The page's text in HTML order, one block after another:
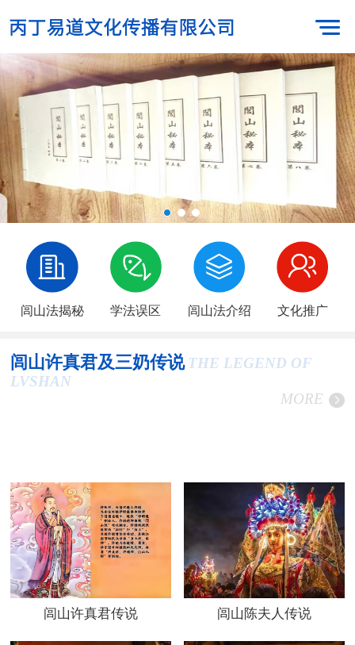
闾山法揭秘 学法误区 闾山法介绍 文化推广
闾山许真君及三奶传说 THE LEGEND OF
LVSHAN
MORE
闾山许真君传说 闾山陈夫人传说